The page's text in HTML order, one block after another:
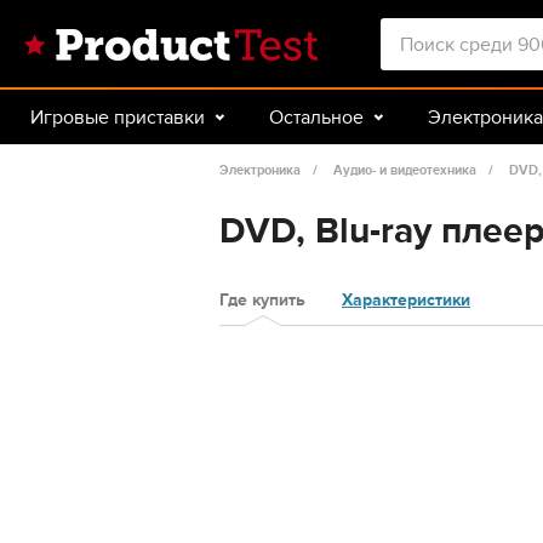
Игровые приставки Остальное Электроника
Авто Спорт и туризм
Электроника Аудио- и видеотехника
DVD, Blu-ray
Где купить Характеристики